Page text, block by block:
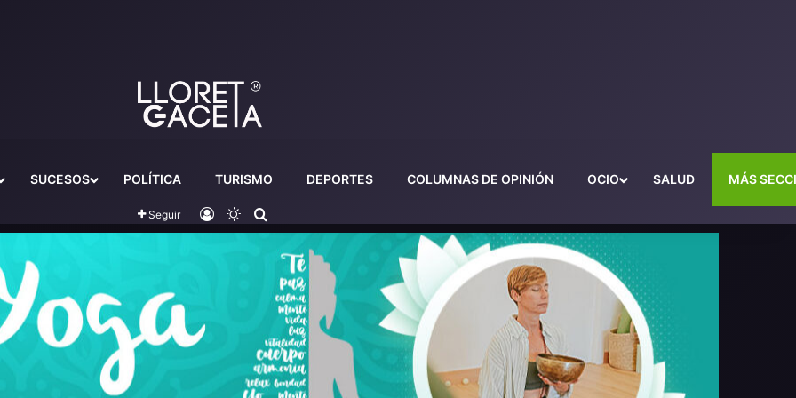
SUCESOS POLÍTICA TURISMO DEPORTES COLUMNAS DE OPINIÓN OCIO SALUD MÁS
Seguir Iniciar sesión
Switch skin